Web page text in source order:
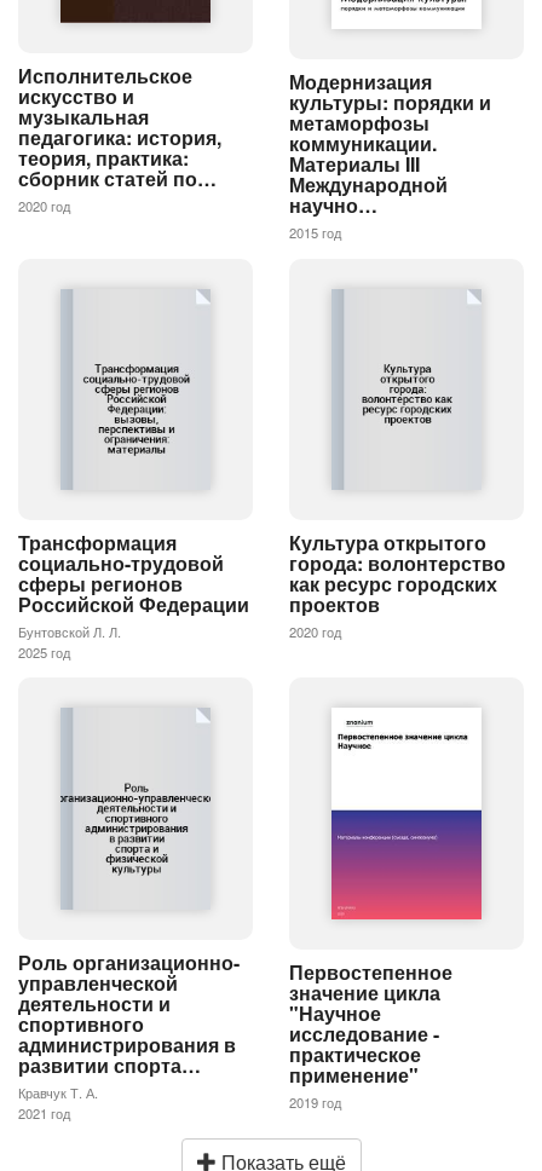
Исполнительское
искусство и
музыкальная
педагогика: история,
теория, практика:
сборник статей по…
2020 год
Модернизация
культуры: порядки и
метаморфозы
коммуникации.
Материалы III
Международной
научно…
2015 год
Трансформация
социально-трудовой
сферы регионов
Российской Федерации
Бунтовской Л. Л.
2025 год
Культура открытого
города: волонтерство
как ресурс городских
проектов
2020 год
Роль организационно-
управленческой
деятельности и
спортивного
администрирования в
развитии спорта…
Кравчук Т. А.
2021 год
Первостепенное
значение цикла
"Научное
исследование -
практическое
применение"
2019 год
Показать ещё